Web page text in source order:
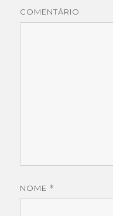
COMENTÁRIO
NOME *